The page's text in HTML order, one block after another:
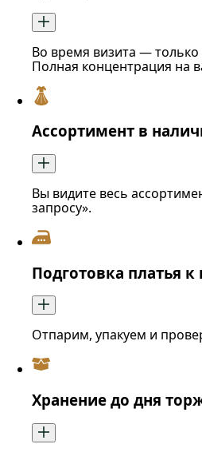
Во время визита — только
Полная концентрация на
Ассортимент в
Вы видите весь
запросу».
Подготовка платья
Отпарим, упакуем и
Хранение до дня